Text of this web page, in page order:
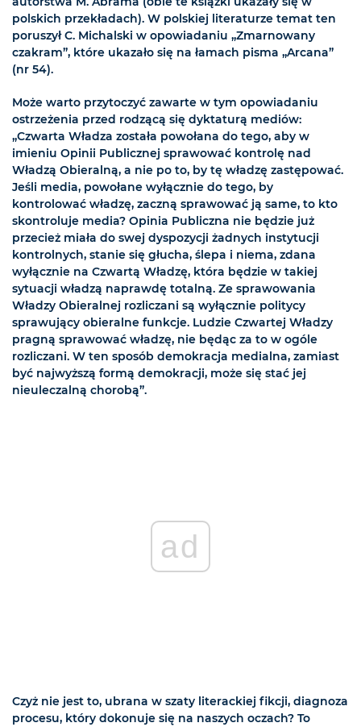
polskich przekładach). W polskiej literaturze temat ten
poruszył C. Michalski w opowiadaniu „Zmarnowany
czakram”, które ukazało się na łamach pisma „Arcana”
(nr 54).
Może warto przytoczyć zawarte w tym opowiadaniu
ostrzeżenia przed rodzącą się dyktaturą mediów:
„Czwarta Władza została powołana do tego, aby w
imieniu Opinii Publicznej sprawować kontrolę nad
Władzą Obieralną, a nie po to, by tę władzę zastępować.
Jeśli media, powołane wyłącznie do tego, by
kontrolować władzę, zaczną sprawować ją same, to kto
skontroluje media? Opinia Publiczna nie będzie już
przecież miała do swej dyspozycji żadnych instytucji
kontrolnych, stanie się głucha, ślepa i niema, zdana
wyłącznie na Czwartą Władzę, która będzie w takiej
sytuacji władzą naprawdę totalną. Ze sprawowania
Władzy Obieralnej rozliczani są wyłącznie politycy
sprawujący obieralne funkcje. Ludzie Czwartej Władzy
pragną sprawować władzę, nie będąc za to w ogóle
rozliczani. W ten sposób demokracja medialna, zamiast
być najwyższą formą demokracji, może się stać jej
nieuleczalną chorobą”.
ad
Czyż nie jest to, ubrana w szaty literackiej fikcji, diagnoza
procesu, który dokonuje się na naszych oczach? To